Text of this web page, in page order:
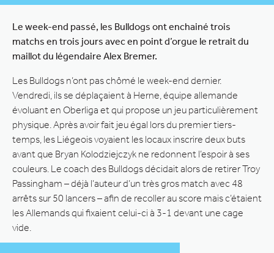
Le week-end passé, les Bulldogs ont enchainé trois
matchs en trois jours avec en point d’orgue le retrait du
maillot du légendaire Alex Bremer.
Les Bulldogs n’ont pas chômé le week-end dernier.
Vendredi, ils se déplaçaient à Herne, équipe allemande
évoluant en Oberliga et qui propose un jeu particulièrement
physique. Après avoir fait jeu égal lors du premier tiers-
temps, les Liégeois voyaient les locaux inscrire deux buts
avant que Bryan Kolodziejczyk ne redonnent l’espoir à ses
couleurs. Le coach des Bulldogs décidait alors de retirer Troy
Passingham – déjà l’auteur d’un très gros match avec 48
arrêts sur 50 lancers – afin de recoller au score mais c’étaient
les Allemands qui fixaient celui-ci à 3-1 devant une cage
vide.